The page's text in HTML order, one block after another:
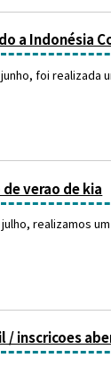
a Indonésia
foi realizada
verao de kia
realizamos
/ inscricoes